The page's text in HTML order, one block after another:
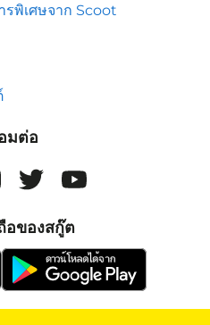
รพิเศษจาก Scoot
มต่อ
อของสกู๊ต